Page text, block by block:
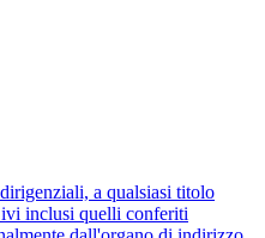
a qualsiasi titolo
inclusi quelli conferiti